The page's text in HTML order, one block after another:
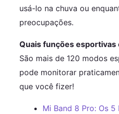
usá-lo na chuva ou
preocupações.
Quais funções esportivas
São mais de 120 modos
pode monitorar
que você fizer!
Mi Band 8 Pro: Os